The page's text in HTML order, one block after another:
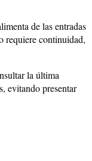
de las entradas
requiere continuidad,
la última
evitando presentar